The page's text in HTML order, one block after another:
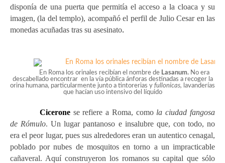
disponía de una puerta que permitía el acceso a la cloaca y su
imagen, (la del templo), acompañó el perfil de Julio Cesar en las
monedas acuñadas tras su asesinato.
En Roma los orinales recibían el nombre de Lasanum. No era
descabellado encontrar en la vía pública ánforas destinadas a recoger la
orina humana, particularmente junto a tintorerias y fullonicas, lavanderías
que hacían uso intensivo del líquido
Ciceronese refiere a Roma, como la ciudad fangosa
de Rómulo. Un lugar pantanoso e insalubre que, con todo, no
era el peor lugar, pues sus alrededores eran un autenticocenagal,
poblado por nubes de mosquitos entorno a un impracticable
cañaveral. Aquí construyeron los romanos su capital que sólo